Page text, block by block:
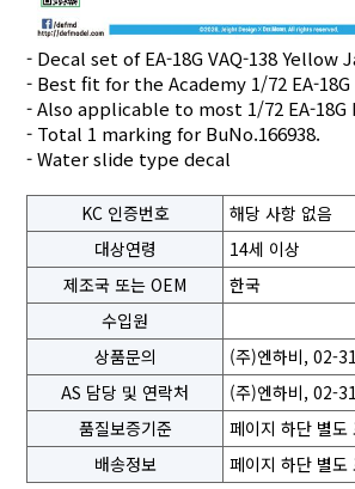
- Decal set of EA-18G VAQ-138 Yellow
- Best fit for the Academy 1/72 EA-18G
- Also applicable to most 1/72 EA-18G
- Total 1 marking for BuNo.166938.
- Water slide type decal
KC 인증번호
해당 사항 없음
대상연령
14세 이상
제조국 또는 OEM
한국
수입원
상품문의
(주)엔하비, 02-
AS 담당 및 연락처
(주)엔하비, 02-
품질보증기준
페이지 하단 별도
배송정보
페이지 하단 별도